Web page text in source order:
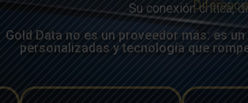
Su conexión crítica,
Gold Data no es un proveedor más: es
personalizadas y tecnología que